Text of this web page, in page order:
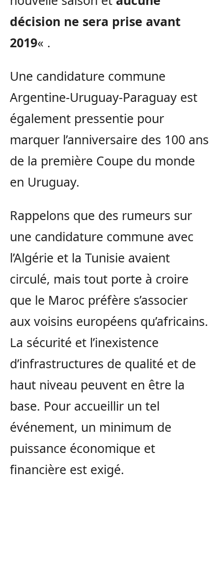
décision ne sera prise avant
2019« .
Une candidature commune
Argentine-Uruguay-Paraguay est
également pressentie pour
marquer l’anniversaire des 100 ans
de la première Coupe du monde
en Uruguay.
Rappelons que des rumeurs sur
une candidature commune avec
l’Algérie et la Tunisie avaient
circulé, mais tout porte à croire
que le Maroc préfère s’associer
aux voisins européens qu’africains.
La sécurité et l’inexistence
d’infrastructures de qualité et de
haut niveau peuvent en être la
base. Pour accueillir un tel
événement, un minimum de
puissance économique et
financière est exigé.